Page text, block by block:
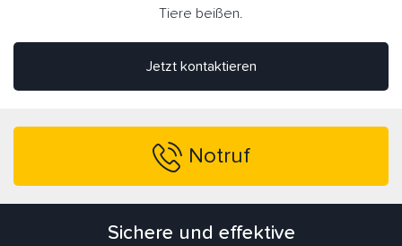
Jetzt kontaktieren
Tiere beißen.
Notruf
Sichere und effektive